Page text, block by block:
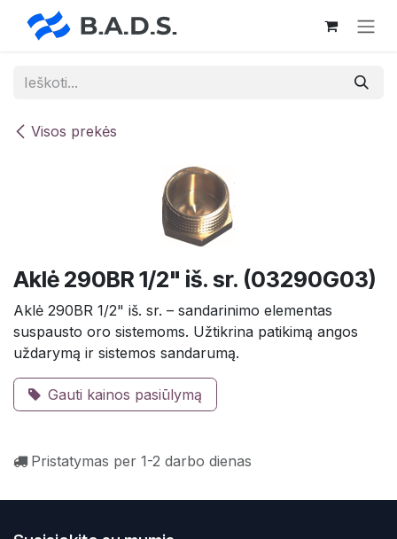
Skip to Content
Visos prekės
Aklė 290BR 1/2" iš. sr. (03290G03)
Aklė 290BR 1/2" iš. sr. – sandarinimo elementas
suspausto oro sistemoms. Užtikrina patikimą angos
uždarymą ir sistemos sandarumą.
Gauti kainos pasiūlymą
Pristatymas per 1-2 darbo dienas